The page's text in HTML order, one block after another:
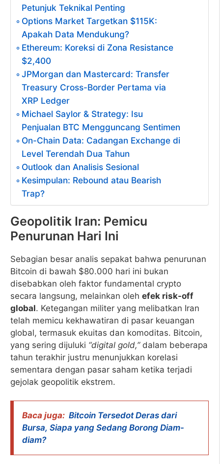
Petunjuk Teknikal Penting
Options Market Targetkan $115K:
Apakah Data Mendukung?
Ethereum: Koreksi di Zona Resistance
$2,400
JPMorgan dan Mastercard: Transfer
Treasury Cross-Border Pertama via
XRP Ledger
Michael Saylor & Strategy: Isu
Penjualan BTC Mengguncang Sentimen
On-Chain Data: Cadangan Exchange di
Level Terendah Dua Tahun
Outlook dan Analisis Sesional
Kesimpulan: Rebound atau Bearish
Trap?
Geopolitik Iran: Pemicu
Penurunan Hari Ini
Sebagian besar analis sepakat bahwa penurunan
Bitcoin di bawah $80.000 hari ini bukan
disebabkan oleh faktor fundamental crypto
secara langsung, melainkan oleh efek risk-off
global. Ketegangan militer yang melibatkan Iran
telah memicu kekhawatiran di pasar keuangan
global, termasuk ekuitas dan komoditas. Bitcoin,
yang sering dijuluki “digital gold,”dalam beberapa
tahun terakhir justru menunjukkan korelasi
sementara dengan pasar saham ketika terjadi
gejolak geopolitik ekstrem.
Baca juga: Bitcoin Tersedot Deras dari
Bursa, Siapa yang Sedang Borong Diam-
diam?